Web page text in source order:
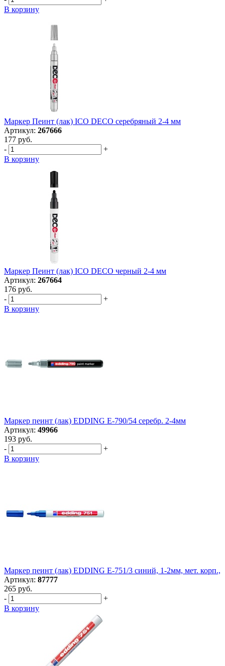
В корзину
Маркер Пеинт (лак) ICO DECO серебряный 2-4 мм
Артикул: 267666
177 руб.
-
+
В корзину
Маркер Пеинт (лак) ICO DECO черный 2-4 мм
Артикул: 267664
176 руб.
-
+
В корзину
Маркер пеинт (лак) EDDING E-790/54 серебр. 2-4мм
Артикул: 49966
193 руб.
-
+
В корзину
Маркер пеинт (лак) EDDING E-751/3 синий, 1-2мм, мет. корп.,
Артикул: 87777
265 руб.
-
+
В корзину